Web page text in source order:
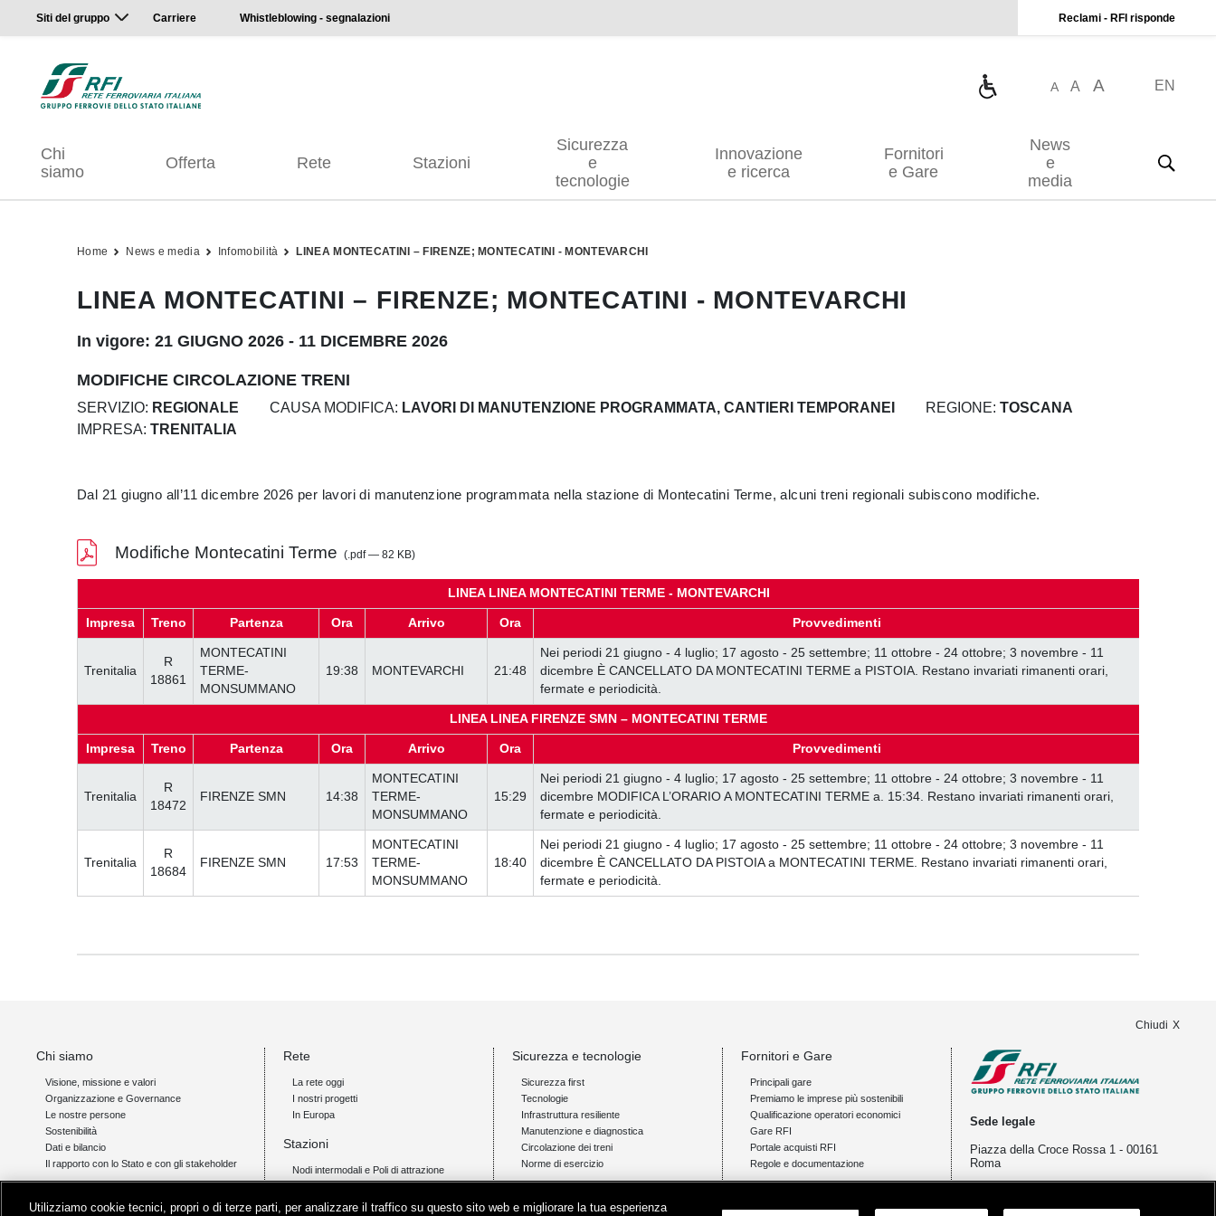
Siti del gruppo Carriere Whistleblowing - segnalazioni Reclami - RFI risponde
A A A EN
Chi
siamo
Offerta Rete Stazioni
Sicurezza
e
tecnologie
Innovazione
e ricerca
Fornitori
e Gare
News
e
media
Home News e media Infomobilità LINEA MONTECATINI – FIRENZE; MONTECATINI - MONTEVARCHI
LINEA MONTECATINI – FIRENZE; MONTECATINI - MONTEVARCHI
In vigore: 21 GIUGNO 2026 - 11 DICEMBRE 2026
MODIFICHE CIRCOLAZIONE TRENI
SERVIZIO: REGIONALE CAUSA MODIFICA: LAVORI DI MANUTENZIONE PROGRAMMATA, CANTIERI TEMPORANEI REGIONE: TOSCANA
IMPRESA: TRENITALIA
Dal 21 giugno all’11 dicembre 2026 per lavori di manutenzione programmata nella stazione di Montecatini Terme, alcuni treni regionali subiscono modifiche.
Modifiche Montecatini Terme (.pdf — 82 KB)
LINEA LINEA MONTECATINI TERME - MONTEVARCHI
Impresa Treno Partenza Ora Arrivo Ora Provvedimenti
Trenitalia
R
18861
MONTECATINI
TERME-
MONSUMMANO
19:38 MONTEVARCHI 21:48
Nei periodi 21 giugno - 4 luglio; 17 agosto - 25 settembre; 11 ottobre - 24 ottobre; 3 novembre - 11
dicembre È CANCELLATO DA MONTECATINI TERME a PISTOIA. Restano invariati rimanenti orari,
fermate e periodicità.
LINEA LINEA FIRENZE SMN – MONTECATINI TERME
Impresa Treno Partenza Ora Arrivo Ora Provvedimenti
Trenitalia
R
18472
FIRENZE SMN 14:38
MONTECATINI
TERME-
MONSUMMANO
15:29
Nei periodi 21 giugno - 4 luglio; 17 agosto - 25 settembre; 11 ottobre - 24 ottobre; 3 novembre - 11
dicembre MODIFICA L’ORARIO A MONTECATINI TERME a. 15:34. Restano invariati rimanenti orari,
fermate e periodicità.
Trenitalia
R
18684
FIRENZE SMN 17:53
MONTECATINI
TERME-
MONSUMMANO
18:40
Nei periodi 21 giugno - 4 luglio; 17 agosto - 25 settembre; 11 ottobre - 24 ottobre; 3 novembre - 11
dicembre È CANCELLATO DA PISTOIA a MONTECATINI TERME. Restano invariati rimanenti orari,
fermate e periodicità.
Chiudi
Chi siamo
Visione, missione e valori
Organizzazione e Governance
Le nostre persone
Sostenibilità
Dati e bilancio
Il rapporto con lo Stato e con gli stakeholder
Rete
La rete oggi
I nostri progetti
In Europa
Stazioni
Nodi intermodali e Poli di attrazione
Accessibilità
Servizi di qualità
Sicurezza e tecnologie
Sicurezza first
Tecnologie
Infrastruttura resiliente
Manutenzione e diagnostica
Circolazione dei treni
Norme di esercizio
Fornitori e Gare
Principali gare
Premiamo le imprese più sostenibili
Qualificazione operatori economici
Gare RFI
Portale acquisti RFI
Regole e documentazione
Sede legale
Piazza della Croce Rossa 1 - 00161
Roma
Utilizziamo cookie tecnici, propri o di terze parti, per analizzare il traffico su questo sito web e migliorare la tua esperienza